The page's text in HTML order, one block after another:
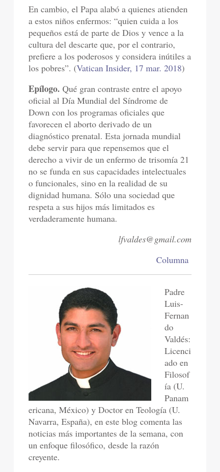
En cambio, el Papa alabó a quienes atienden
a estos niños enfermos: “quien cuida a los
pequeños está de parte de Dios y vence a la
cultura del descarte que, por el contrario,
prefiere a los poderosos y considera inútiles a
los pobres”. (Vatican Insider, 17 mar. 2018)
Epílogo. Qué gran contraste entre el apoyo
oficial al Día Mundial del Síndrome de
Down con los programas oficiales que
favorecen el aborto derivado de un
diagnóstico prenatal. Esta jornada mundial
debe servir para que repensemos que el
derecho a vivir de un enfermo de trisomía 21
no se funda en sus capacidades intelectuales
o funcionales, sino en la realidad de su
dignidad humana. Sólo una sociedad que
respeta a sus hijos más limitados es
verdaderamente humana.
lfvaldes@gmail.com
Columna
Padre
Luis-
Fernan
do
Valdés:
Licenci
ado en
Filosof
ía (U.
Panam
ericana, México) y Doctor en Teología (U.
Navarra, España), en este blog comenta las
noticias más importantes de la semana, con
un enfoque filosófico, desde la razón
creyente.